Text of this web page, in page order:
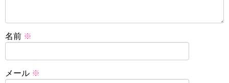
名前 ※
メール ※